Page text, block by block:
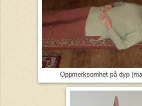
Oppmerksomhet på dyp